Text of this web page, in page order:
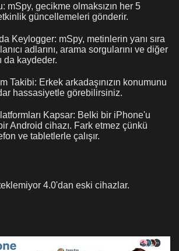
mSpy, gecikme olmaksızın her 5
güncellemeleri gönderir.
Keylogger: mSpy, metinlerin yanı sıra
adlarını, arama sorgularını ve diğer
da kaydeder.
Takibi: Erkek arkadaşınızın konumunu
hassasiyetle görebilirsiniz.
Kapsar: Belki bir iPhone'u
Android cihazı. Fark etmez çünkü
ve tabletlerle çalışır.
4.0'dan eski cihazlar.